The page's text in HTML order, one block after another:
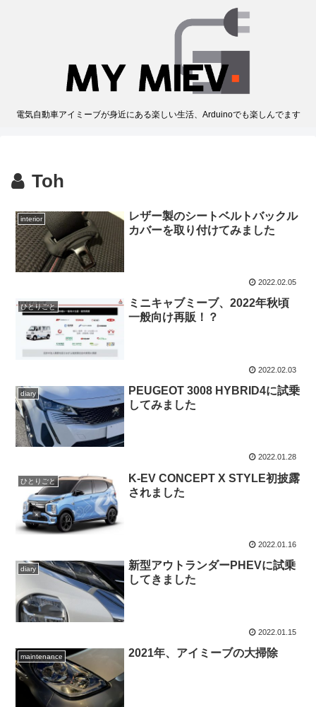
電気自動車アイミーブが身近にある楽しい生活、Arduinoでも楽しんでます
Toh
interior
レザー製のシートベルトバックル
カバーを取り付けてみました
2022.02.05
ひとりごと
ミニキャブミーブ、2022年秋頃
一般向け再販！？
2022.02.03
diary
PEUGEOT 3008 HYBRID4に試乗
してみました
2022.01.28
ひとりごと
K-EV CONCEPT X STYLE初披露
されました
2022.01.16
diary
新型アウトランダーPHEVに試乗
してきました
2022.01.15
maintenance 2021年、アイミーブの大掃除